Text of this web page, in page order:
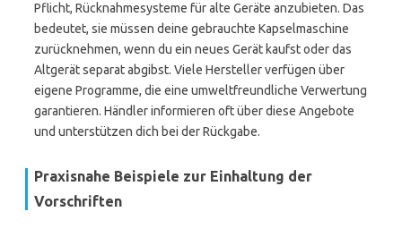
Pflicht, Rücknahmesysteme für alte Geräte anzubieten. Das
bedeutet, sie müssen deine gebrauchte Kapselmaschine
zurücknehmen, wenn du ein neues Gerät kaufst oder das
Altgerät separat abgibst. Viele Hersteller verfügen über
eigene Programme, die eine umweltfreundliche Verwertung
garantieren. Händler informieren oft über diese Angebote
und unterstützen dich bei der Rückgabe.
Praxisnahe Beispiele zur Einhaltung der
Vorschriften